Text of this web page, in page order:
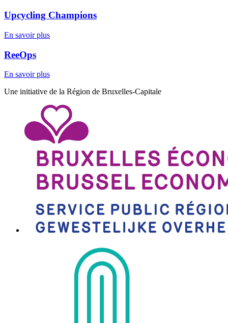
Upcycling Champions
En savoir plus
ReeOps
En savoir plus
Une initiative de la Région de Bruxelles-Capitale